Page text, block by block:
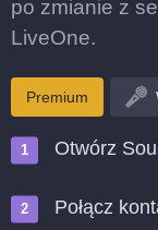
po zmianie z
LiveOne.
Premium
Otwórz
Połącz